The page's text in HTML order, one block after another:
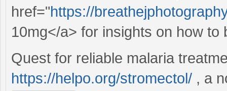
href="https://
10mg</a> for insights on how
Quest for reliable malaria
https://helpo.org/stromectol/ , a